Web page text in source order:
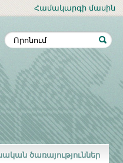
Համակարգի մասին
ծառայություններ